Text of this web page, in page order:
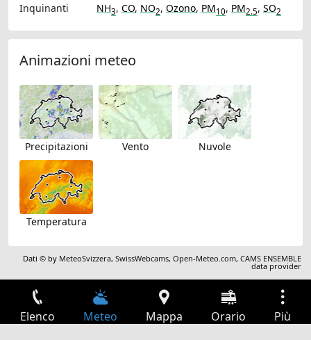
Inquinanti
NH3, CO, NO2, Ozono, PM10, PM2.5, SO2
Animazioni meteo
Precipitazioni Vento Nuvole
Temperatura
Dati © by MeteoSvizzera,SwissWebcams,Open-Meteo.com,CAMS ENSEMBLE
data provider
Elenco Meteo Mappa Orario Più